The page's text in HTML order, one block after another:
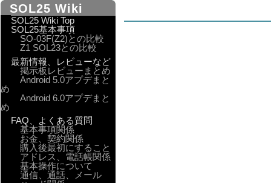
SOL25 Wiki
SOL25 Wiki Top
SOL25基本事項
SO-03F(Z2)との比較
Z1 SOL23との比較
最新情報、レビューなど
掲示板レビューまとめ
Android 5.0アプデまと
め
Android 6.0アプデまと
め
FAQ、よくある質問
基本事項関係
お金、契約関係
購入後最初にすること
アドレス、電話帳関係
基本操作について
通信、通話、メール